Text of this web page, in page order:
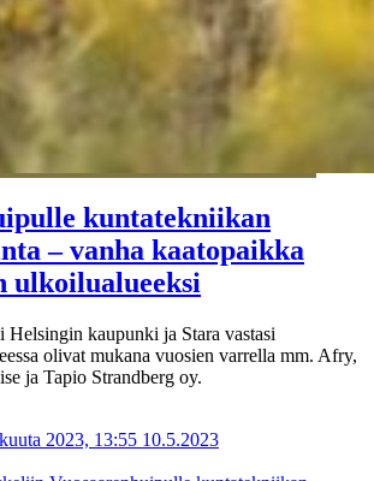
kuntatekniikan
– vanha kaatopaikka
ulkoilualueeksi
Helsingin kaupunki ja Stara vastasi
olivat mukana vuosien varrella mm. Afry,
ja Tapio Strandberg oy.
2023, 13:55 10.5.2023